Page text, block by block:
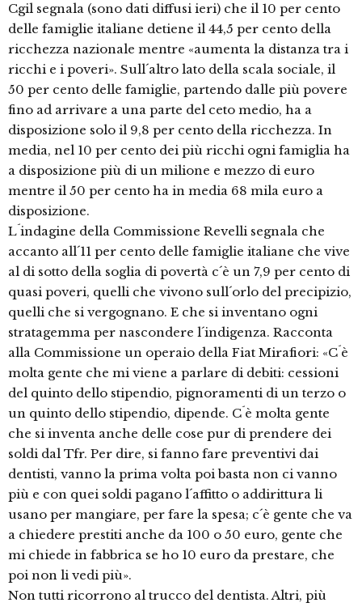
Cgil segnala (sono dati diffusi ieri) che il 10 per cento
delle famiglie italiane detiene il 44,5 per cento della
ricchezza nazionale mentre «aumenta la distanza tra i
ricchi e i poveri». Sull´altro lato della scala sociale, il
50 per cento delle famiglie, partendo dalle più povere
fino ad arrivare a una parte del ceto medio, ha a
disposizione solo il 9,8 per cento della ricchezza. In
media, nel 10 per cento dei più ricchi ogni famiglia ha
a disposizione più di un milione e mezzo di euro
mentre il 50 per cento ha in media 68 mila euro a
disposizione.
L´indagine della Commissione Revelli segnala che
accanto all´11 per cento delle famiglie italiane che vive
al di sotto della soglia di povertà c´è un 7,9 per cento di
quasi poveri, quelli che vivono sull´orlo del precipizio,
quelli che si vergognano. E che si inventano ogni
stratagemma per nascondere l´indigenza. Racconta
alla Commissione un operaio della Fiat Mirafiori: «C´è
molta gente che mi viene a parlare di debiti: cessioni
del quinto dello stipendio, pignoramenti di un terzo o
un quinto dello stipendio, dipende. C´è molta gente
che si inventa anche delle cose pur di prendere dei
soldi dal Tfr. Per dire, si fanno fare preventivi dai
dentisti, vanno la prima volta poi basta non ci vanno
più e con quei soldi pagano l´affitto o addirittura li
usano per mangiare, per fare la spesa; c´è gente che va
a chiedere prestiti anche da 100 o 50 euro, gente che
mi chiede in fabbrica se ho 10 euro da prestare, che
poi non li vedi più».
Non tutti ricorrono al trucco del dentista. Altri, più